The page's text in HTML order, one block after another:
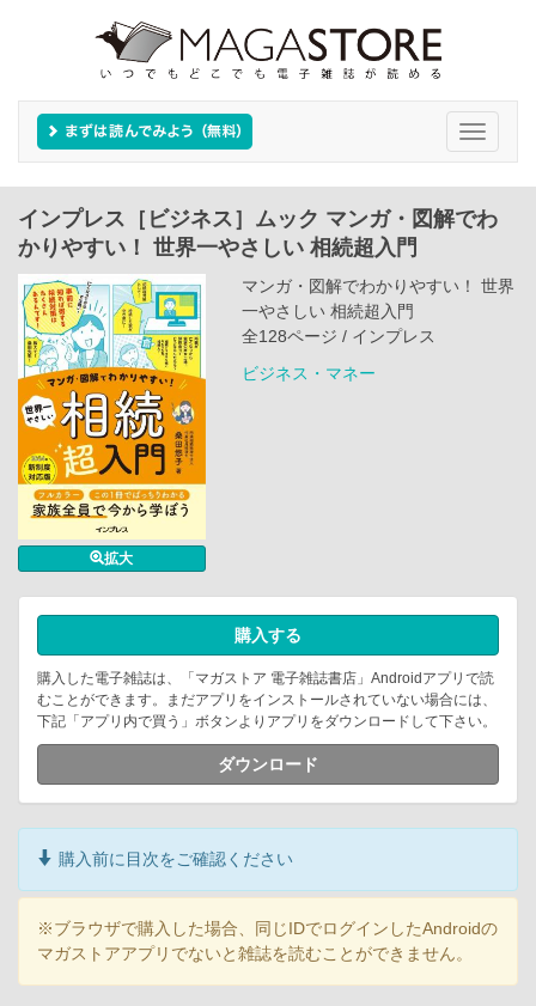
Toggle
インプレス［ビジネス］ムック マンガ・図解でわ
かりやすい！ 世界一やさしい 相続超入門
拡大
マンガ・図解でわかりやすい！ 世界
一やさしい 相続超入門
全128ページ / インプレス
ビジネス・マネー
購入する
購入した電子雑誌は、「マガストア 電子雑誌書店」Androidアプリで読
むことができます。まだアプリをインストールされていない場合には、
下記「アプリ内で買う」ボタンよりアプリをダウンロードして下さい。
ダウンロード
購入前に目次をご確認ください
※ブラウザで購入した場合、同じIDでログインしたAndroidの
マガストアアプリでないと雑誌を読むことができません。